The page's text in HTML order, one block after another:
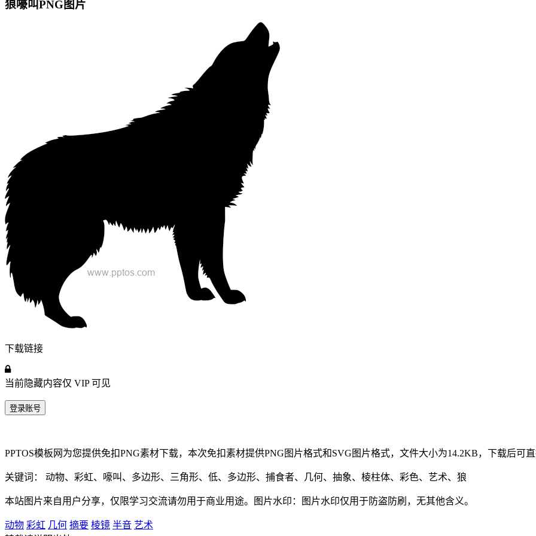
狼嚎叫PNG图片
下载链接
当前隐藏内容仅 VIP可见
登录账号
PPTOS模板网为您提供免扣PNG素材下载，本次免扣素材提供PNG图片格式和SVG图片格式，文件大小为14.2KB，下载后可直
关键词： 动物、彩虹、嚎叫、多边形、三角形、低、多边形、捕食者、几何、抽象、棱柱体、彩色、艺术、狼
本站图片来自用户分享，仅限学习交流请勿用于商业用途。图片水印：图片水印仅用于防盗防刷，无其他含义。
动物 彩虹 几何 摘要 棱镜 半音 艺术